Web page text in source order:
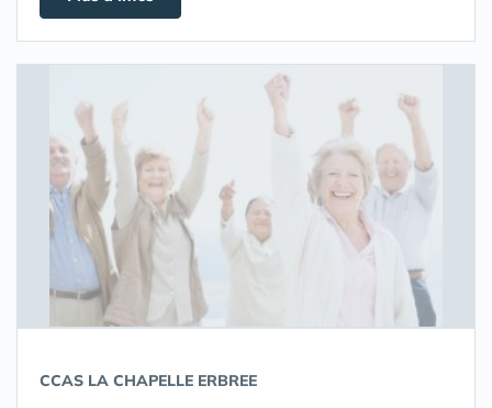
CCAS LA CHAPELLE ERBREE